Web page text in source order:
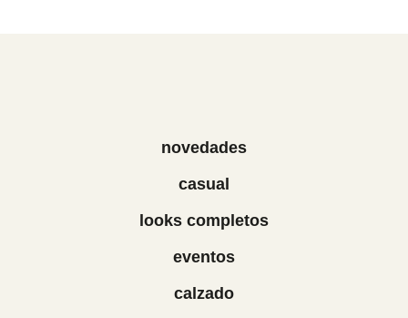
novedades
casual
looks completos
eventos
calzado